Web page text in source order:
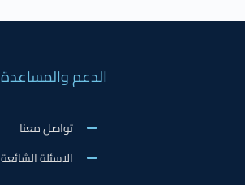
الدعم والمساعدة
تواصل معنا
الاسئلة الشائعة